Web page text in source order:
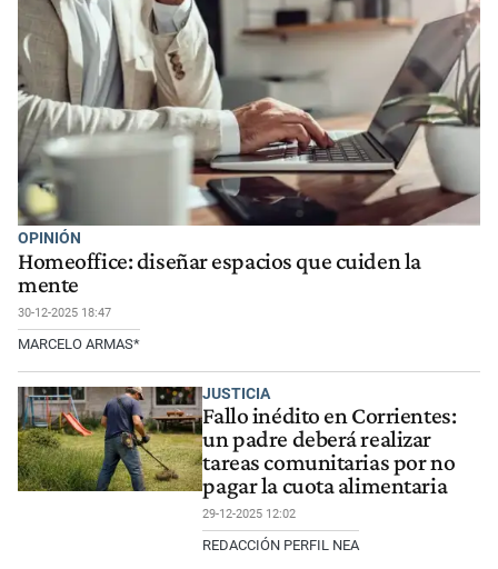
OPINIÓN
Homeoffice: diseñar espacios que cuiden la
mente
30-12-2025 18:47
MARCELO ARMAS*
JUSTICIA
Fallo inédito en Corrientes:
un padre deberá realizar
tareas comunitarias por no
pagar la cuota alimentaria
29-12-2025 12:02
REDACCIÓN PERFIL NEA